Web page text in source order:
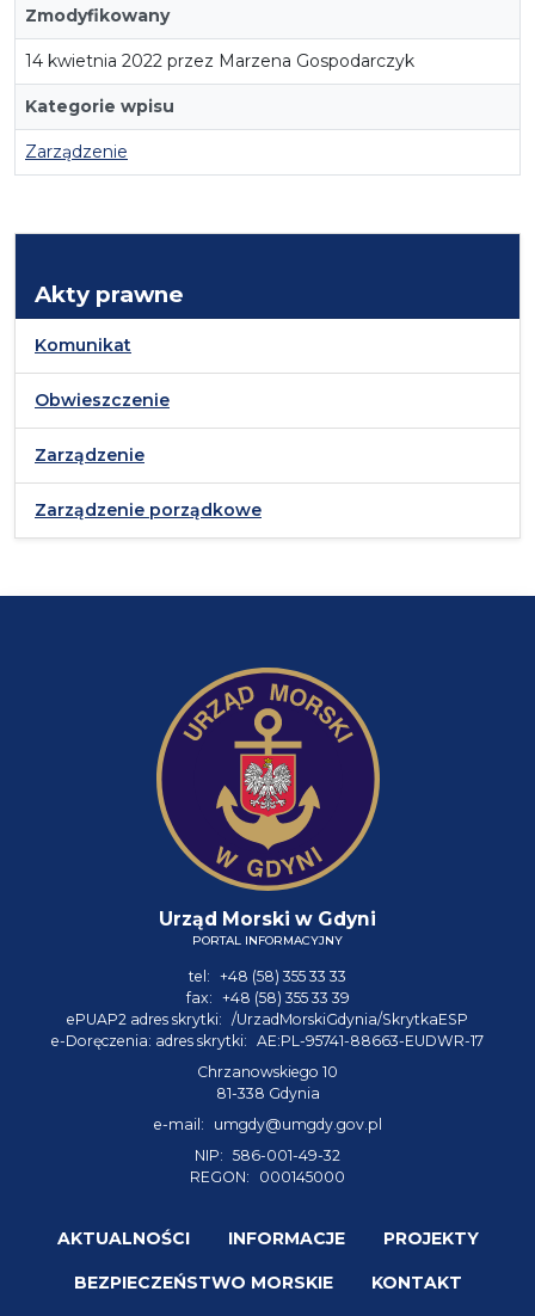
Zmodyfikowany
14 kwietnia 2022 przez Marzena Gospodarczyk
Kategorie wpisu
Zarządzenie
Akty prawne
Komunikat
Obwieszczenie
Zarządzenie
Zarządzenie porządkowe
Urząd Morski w Gdyni
PORTAL INFORMACYJNY
tel: +48 (58) 355 33 33
fax: +48 (58) 355 33 39
ePUAP2 adres skrytki: /UrzadMorskiGdynia/SkrytkaESP
e-Doręczenia: adres skrytki: AE:PL-95741-88663-EUDWR-17
Chrzanowskiego 10
81-338 Gdynia
e-mail:
umgdy@umgdy.gov.pl
NIP: 586-001-49-32
REGON:
000145000
AKTUALNOŚCI INFORMACJE PROJEKTY
BEZPIECZEŃSTWO MORSKIE KONTAKT